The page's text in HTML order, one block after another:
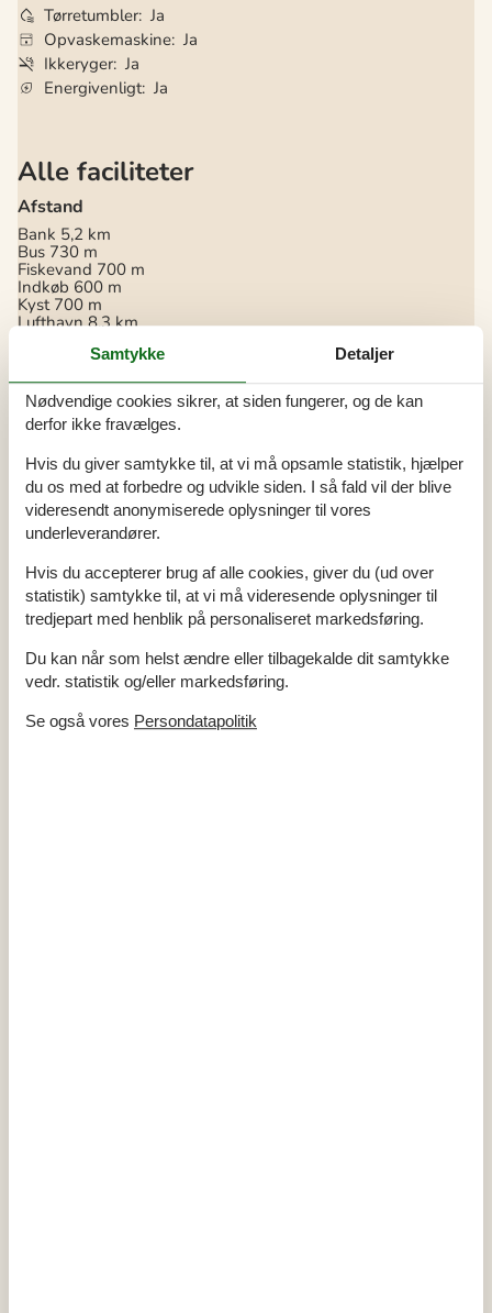
Tørretumbler Ja
Opvaskemaskine Ja
Ikkeryger Ja
Energivenligt Ja
Alle faciliteter
Afstand
Bank 5,2 km
Bus 730 m
Fiskevand 700 m
Indkøb 600 m
Kyst 700 m
Lufthavn 8,3 km
700 m
Aktiviteter
Bad
Badekar
Badeværelse 2
Bruser 2
WC 2
Diverse
Antal badeværelser
Antal soveværelser 5
Badeland
Boligareal 193 m²
Energihus
Samtykke Detaljer
Nødvendige cookies sikrer, at siden fungerer, og de kan
derfor ikke fravælges.
Hvis du giver samtykke til, at vi må opsamle statistik, hjælper
du os med at forbedre og udvikle siden. I så fald vil der blive
videresendt anonymiserede oplysninger til vores
underleverandører.
Hvis du accepterer brug af alle cookies, giver du (ud over
statistik) samtykke til, at vi må videresende oplysninger til
tredjepart med henblik på personaliseret markedsføring.
Du kan når som helst ændre eller tilbagekalde dit samtykke
vedr. statistik og/eller markedsføring.
Se også vores Persondatapolitik